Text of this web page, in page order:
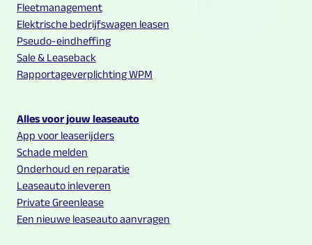
Fleetmanagement
Elektrische bedrijfswagen leasen
Pseudo-eindheffing
Sale & Leaseback
Rapportageverplichting WPM
Alles voor jouw leaseauto
App voor leaserijders
Schade melden
Onderhoud en reparatie
Leaseauto inleveren
Private Greenlease
Een nieuwe leaseauto aanvragen